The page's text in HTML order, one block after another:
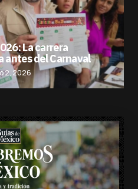
La carrera
antes del Carnaval
2, 2026